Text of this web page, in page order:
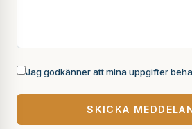
Jag godkänner att mina uppgifter
SKICKA